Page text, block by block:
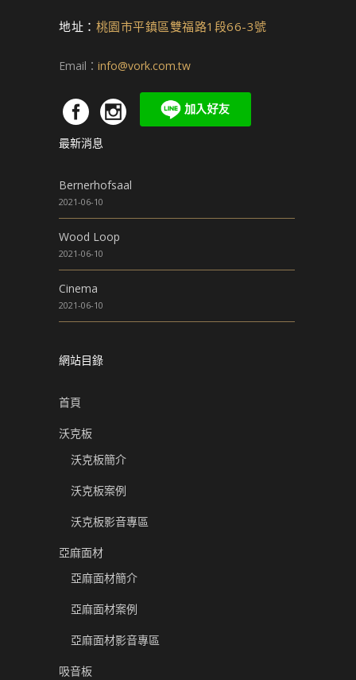
地址： 桃園市平鎮區雙福路1段66-3號
Email： info@vork.com.tw
最新消息
Bernerhofsaal
2021-06-10
Wood Loop
2021-06-10
Cinema
2021-06-10
網站目錄
首頁
沃克板
沃克板簡介
沃克板案例
沃克板影音專區
亞麻面材
亞麻面材簡介
亞麻面材案例
亞麻面材影音專區
吸音板